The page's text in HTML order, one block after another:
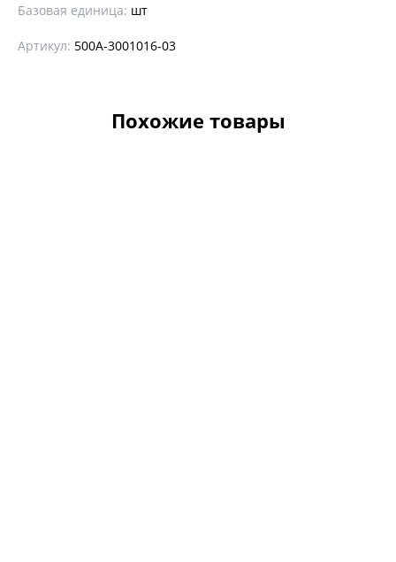
Базовая единица: шт
Артикул: 500А-3001016-03
Похожие товары